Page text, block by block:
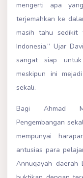
mengerti apa
terjemahkan ke
masih tahu sedikit
Indonesia.” Ujar
sangat siap
meskipun ini
sekali.
Bagi Ahmad
Pengembangan
mempunyai
antusias para
Annuqayah daerah